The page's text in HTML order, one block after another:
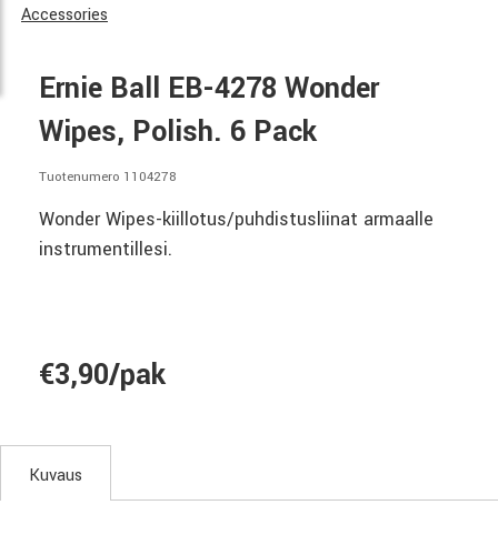
Accessories
Ernie Ball EB-4278 Wonder
Wipes, Polish. 6 Pack
Tuotenumero 1104278
Wonder Wipes-kiillotus/puhdistusliinat armaalle
instrumentillesi.
€3,90/pak
Kuvaus